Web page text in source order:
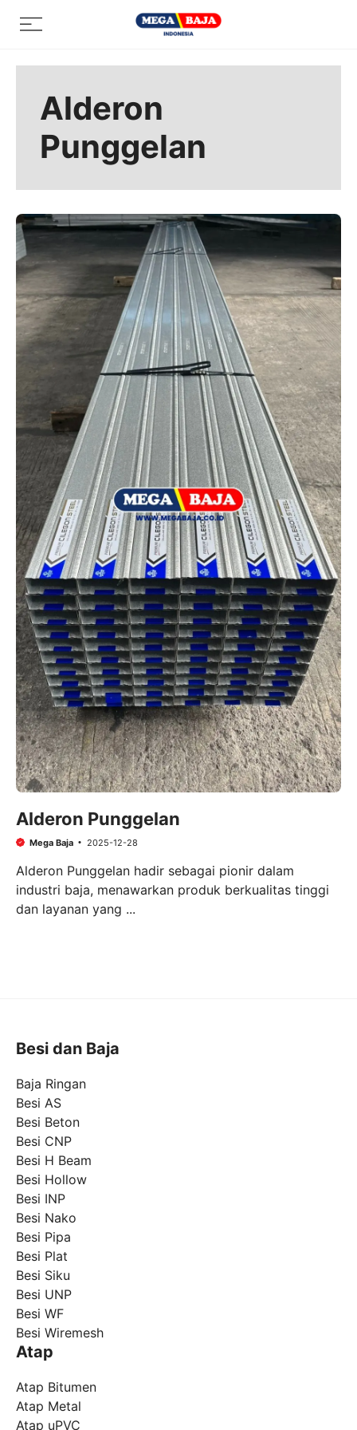
Menu
Alderon
Punggelan
Alderon Punggelan
Mega Baja 2025-12-28
Alderon Punggelan hadir sebagai pionir dalam
industri baja, menawarkan produk berkualitas tinggi
dan layanan yang ...
Besi dan Baja
Baja Ringan
Besi AS
Besi Beton
Besi CNP
Besi H Beam
Besi Hollow
Besi INP
Besi Nako
Besi Pipa
Besi Plat
Besi Siku
Besi UNP
Besi WF
Besi Wiremesh
Atap
Atap Bitumen
Atap Metal
Atap uPVC